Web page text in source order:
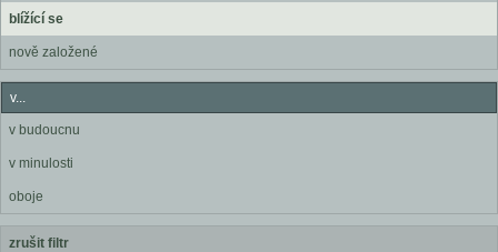
blížící se
nově založené
v...
v budoucnu
v minulosti
oboje
zrušit filtr